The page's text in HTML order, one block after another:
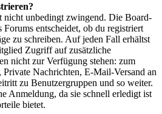
nicht unbedingt zwingend. Die Board-
Forums entscheidet, ob du registriert
zu schreiben. Auf jeden Fall erhältst
Zugriff auf zusätzliche
nicht zur Verfügung stehen: zum
Nachrichten, E-Mail-Versand an
zu Benutzergruppen und so weiter.
Anmeldung, da sie schnell erledigt ist
bietet.